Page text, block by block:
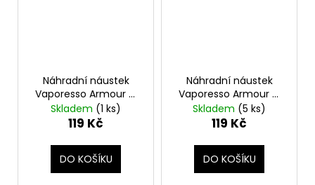
Náhradní náustek
Vaporesso Armour G
Series 2ks styl potahu
DTL
Skladem (1 ks)
119 Kč
DO KOŠÍKU
Náhradní náustek
Vaporesso Armour G
Series 2ks styl potahu
MTL
Skladem (5 ks)
119 Kč
DO KOŠÍKU